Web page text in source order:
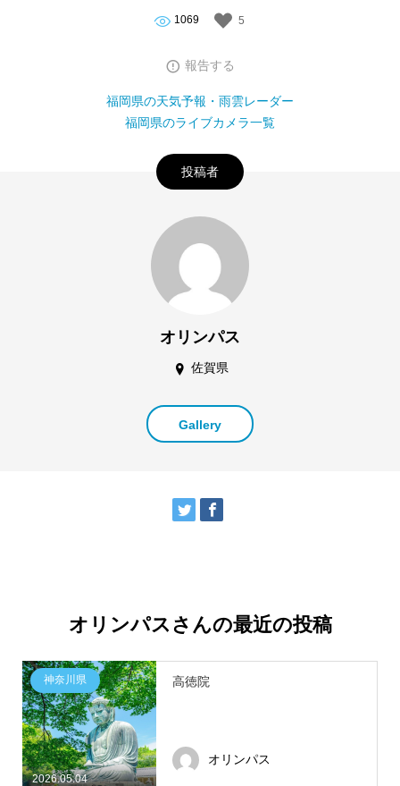
1069 5
報告する
福岡県の天気予報・雨雲レーダー
福岡県のライブカメラ一覧
投稿者
オリンパス
佐賀県
Gallery
オリンパスさんの最近の投稿
2026.05.04
神奈川県 高徳院
オリンパス